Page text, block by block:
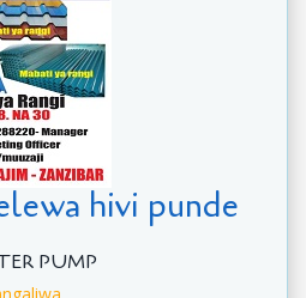
hivi punde
PUMP